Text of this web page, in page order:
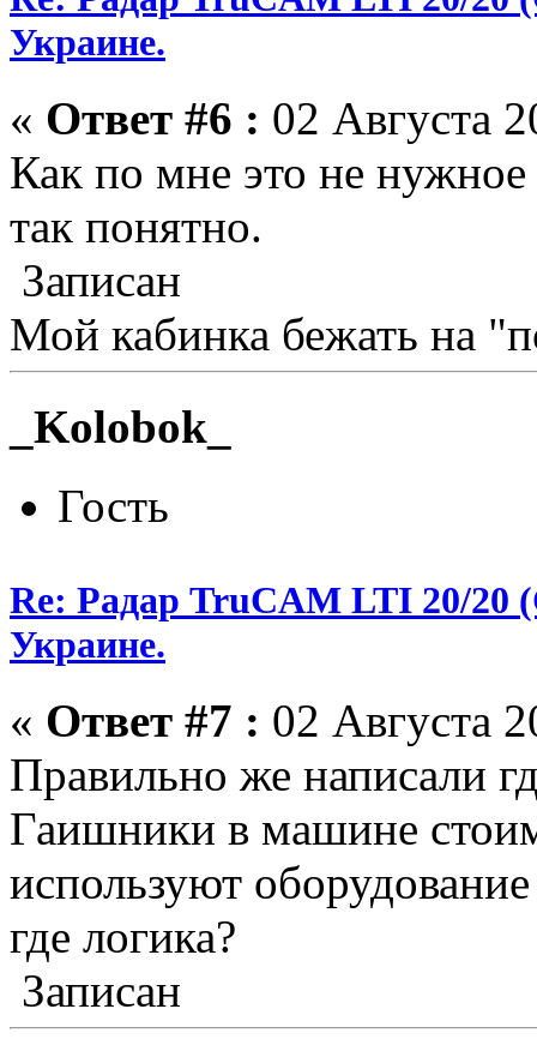
Украине.
« Ответ #6 : 02 Августа
Как по мне это не
так понятно.
Записан
Мой кабинка бежать на
_Kolobok_
Гость
Re: Радар TruCAM LTI 20/
Украине.
« Ответ #7 : 02 Августа
Правильно же написали
Гаишники в машине
используют
где логика?
Записан